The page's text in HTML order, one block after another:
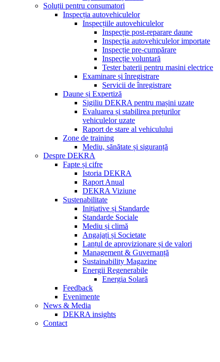
Soluții pentru consumatori
Inspecția autovehiculelor
Inspecțiile autovehiculelor
Inspecție post-reparare daune
Inspecția autovehiculelor importate
Inspecție pre-cumpărare
Inspecție voluntară
Tester baterii pentru masini electrice
Examinare și înregistrare
Servicii de înregistrare
Daune și Expertiză
Sigiliu DEKRA pentru mașini uzate
Evaluarea și stabilirea prețurilor
vehiculelor uzate
Raport de stare al vehiculului
Zone de training
Mediu, sănătate și siguranță
Despre DEKRA
Fapte și cifre
Istoria DEKRA
Raport Anual
DEKRA Viziune
Sustenabilitate
Inițiative și Standarde
Standarde Sociale
Mediu și climă
Angajați și Societate
Lanțul de aprovizionare și de valori
Management & Guvernanță
Sustainability Magazine
Energii Regenerabile
Energia Solară
Feedback
Evenimente
News & Media
DEKRA insights
Contact